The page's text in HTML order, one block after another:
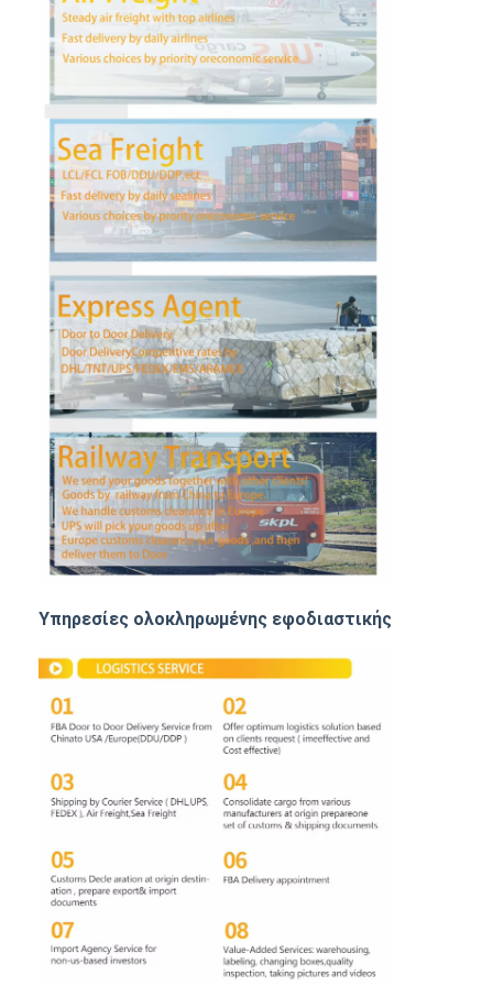
ΦΟΡΤΙΟ ΡΑΓΩΝ
Ναυπηγεία στο Αμαζόνιο
Μεταφορές φορτηγών
Υπηρεσία αποθήκευσης
Υπηρεσίες ολοκληρωμένης εφοδιαστικής